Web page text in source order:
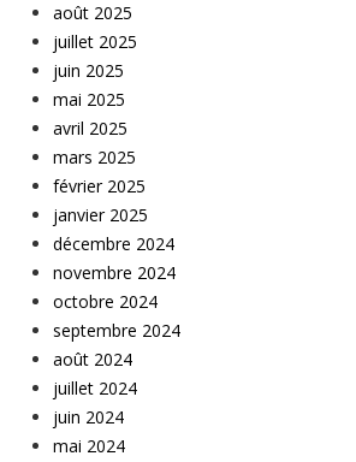
août 2025
juillet 2025
juin 2025
mai 2025
avril 2025
mars 2025
février 2025
janvier 2025
décembre 2024
novembre 2024
octobre 2024
septembre 2024
août 2024
juillet 2024
juin 2024
mai 2024